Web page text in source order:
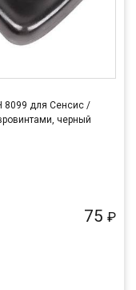
8099 для Сенсис /
черный
75 ₽